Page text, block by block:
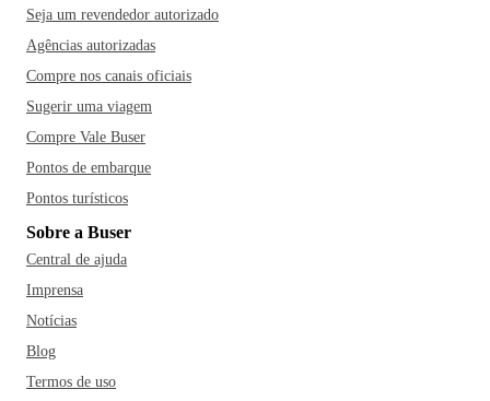
Seja um revendedor autorizado
Agências autorizadas
Compre nos canais oficiais
Sugerir uma viagem
Compre Vale Buser
Pontos de embarque
Pontos turísticos
Sobre a Buser
Central de ajuda
Imprensa
Notícias
Blog
Termos de uso